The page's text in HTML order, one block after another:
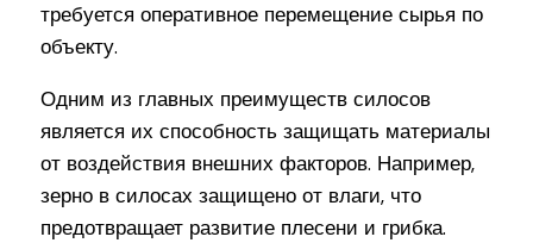
требуется оперативное перемещение сырья по
объекту.
Одним из главных преимуществ силосов
является их способность защищать материалы
от воздействия внешних факторов. Например,
зерно в силосах защищено от влаги, что
предотвращает развитие плесени и грибка.